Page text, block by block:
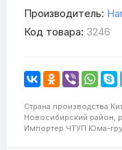
Производитель:
Код товара: 3246
Страна производства
Новосибирский район,
Импортер ЧТУП Юма-